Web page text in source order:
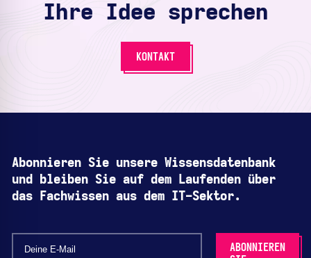
Ihre Idee sprechen
KONTAKT
Abonnieren Sie unsere Wissensdatenbank
und bleiben Sie auf dem Laufenden über
das Fachwissen aus dem IT-Sektor.